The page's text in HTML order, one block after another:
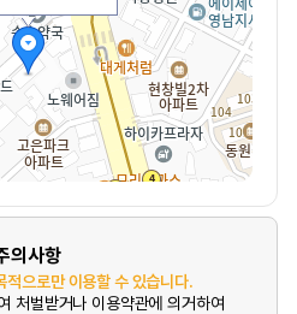
의사항
적으로만 이용할 수 있습니다.
처벌받거나 이용약관에 의거하여